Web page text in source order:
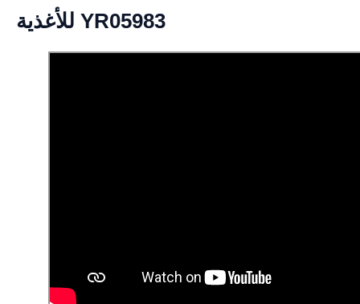
للأغذية YR05983